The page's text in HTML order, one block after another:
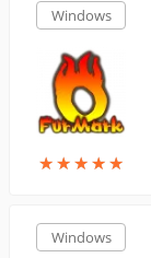
Windows
★★★★★
★★★★★
Windows